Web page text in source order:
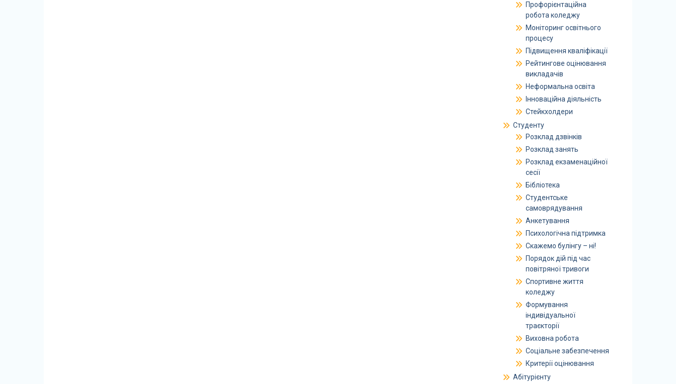
Профорієнтаційна
робота коледжу
Моніторинг освітнього
процесу
Підвищення кваліфікації
Рейтингове оцінювання
викладачів
Неформальна освіта
Інноваційна діяльність
Стейкхолдери
Студенту
Розклад дзвінків
Розклад занять
Розклад екзаменаційної
сесії
Бібліотека
Студентське
самоврядування
Анкетування
Психологічна підтримка
Скажемо булінгу – ні!
Порядок дій під час
повітряної тривоги
Спортивне життя
коледжу
Формування
індивідуальної
траєкторії
Виховна робота
Соціальне забезпечення
Критерії оцінювання
Абітурієнту